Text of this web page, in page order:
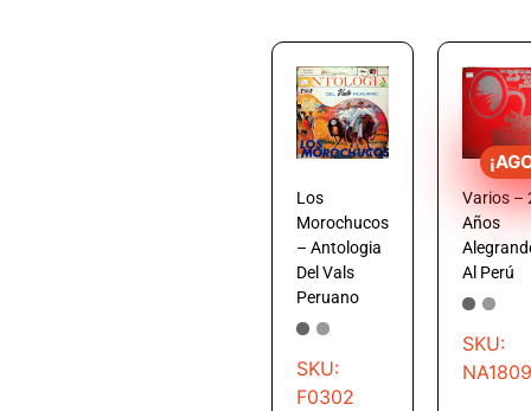
Los
Morochucos
– Antologia
Del Vals
Peruano
SKU:
F0302
Varios –
Años
Al Perú
SKU:
NA1809